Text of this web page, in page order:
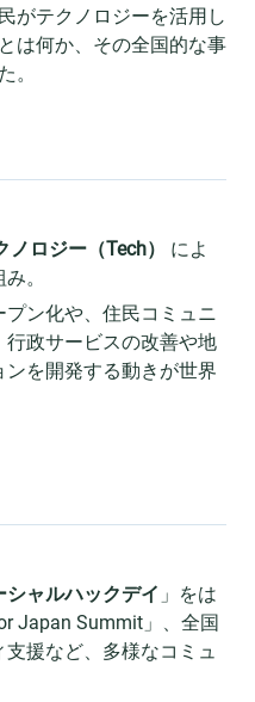
民がテクノロジーを活用し
は何か、その全国的な事
。
ノロジー（Tech）
によ
。
ン化や、住民コミュニ
政サービスの改善や地
を開発する動きが世界
シャルハックデイ 」をは
Japan Summit」、全国
援など、多様なコミュ